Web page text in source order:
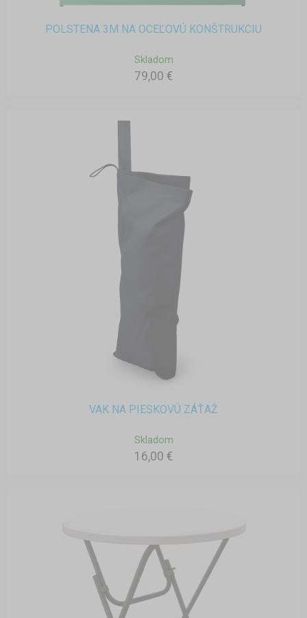
POLSTENA 3M NA OCEĽOVÚ KONŠTRUKCIU
Skladom
79,00 €
VAK NA PIESKOVÚ ZÁŤAŽ
Skladom
16,00 €